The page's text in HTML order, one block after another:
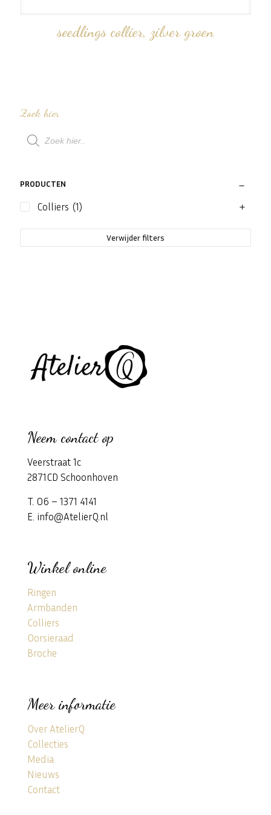
seedlings collier, zilver groen
Zoek hier
Producten
zoeken
PRODUCTEN
Colliers (1)
Verwijder filters
Neem contact op
Veerstraat 1c
2871CD Schoonhoven
T. 06 – 1371 4141
E. info@AtelierQ.nl
Winkel online
Ringen
Armbanden
Colliers
Oorsieraad
Broche
Meer informatie
Over AtelierQ
Collecties
Media
Nieuws
Contact